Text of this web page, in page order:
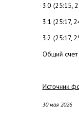
3:0 (25:15,
3:1 (25:17,
3:2 (25:17,
Общий счет
Источник
30 мая 2026